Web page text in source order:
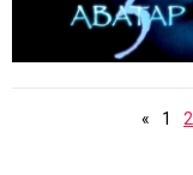
« 1 2